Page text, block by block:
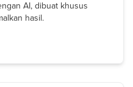
AI, dibuat khusus
hasil.